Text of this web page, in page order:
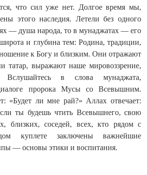
что сил уже нет. Долгое время мы,
этого наследия. Летели без одного
— душа народа, то в мунаджатах — его
и глубина тем: Родина, традиции,
к Богу и близким. Они отражают
татар, выражают наше мировоззрение,
в слова мунаджата,
пророка Мусы со Всевышним.
«Будет ли мне рай?» Аллах отвечает:
ты будешь чтить Всевышнего, свою
близких, соседей, всех, кто рядом с
куплете заключены важнейшие
— основы этики и воспитания.